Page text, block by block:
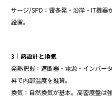
サージ/SPD：雷多発・沿岸・IT機器
設置。
3｜熱設計と換気
発熱把握：遮断器・電源・インバー
昇で内部温度を推算。
換気：自然換気が基本。高密度盤は